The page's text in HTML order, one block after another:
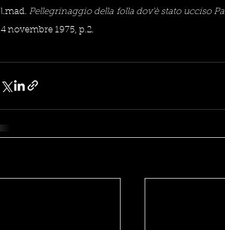
l.mad. Pellegrinaggio della folla dov'è stato ucciso
4 novembre 1975, p.2.